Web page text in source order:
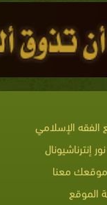
الفقه الإسلامي
إنترناشيونال
موقعك معنا
الموقع